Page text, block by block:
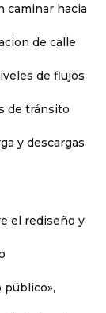
caminar hacia
de calle
de flujos
de tránsito
y descargas
el rediseño y
público»,